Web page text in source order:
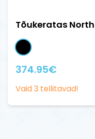
Tõukeratas
374.95€
Vaid3 tellitavad!